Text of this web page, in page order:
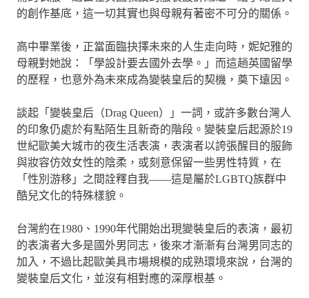
的創作基底，這一切其實也與母親有著密不可分的關係。
高中畢業後，正當面臨抉擇未來的人生走向時，妮妃雅的
母親對她說：「學設計要去國外去學。」而這趟英國留學
的歷程，也意外為未來成為變裝皇后的契機，奠下遠因。
談起「變裝皇后（Drag Queen）」一詞，或許多數台灣人
的印象仍處於有點陌生且新奇的階段。變裝皇后起源於19
世紀歐美大城市的夜生活表演，表演者以誇張醒目的服飾
與妝容仿效女性的陰柔，或刻意保留一些男性特質，在
「性別游移」之間詮釋自我——這是屬於LGBTQ族群中
酷兒文化的特殊樣貌。
台灣約在1980、1990年代開始出現變裝皇后的表演，最初
的表演者大多是國外男同志，後來才漸漸有台灣男同志的
加入，不過比起歐美具市場規模的成熟環境來說，台灣的
變裝皇后文化，並沒有相對應的深厚根基。